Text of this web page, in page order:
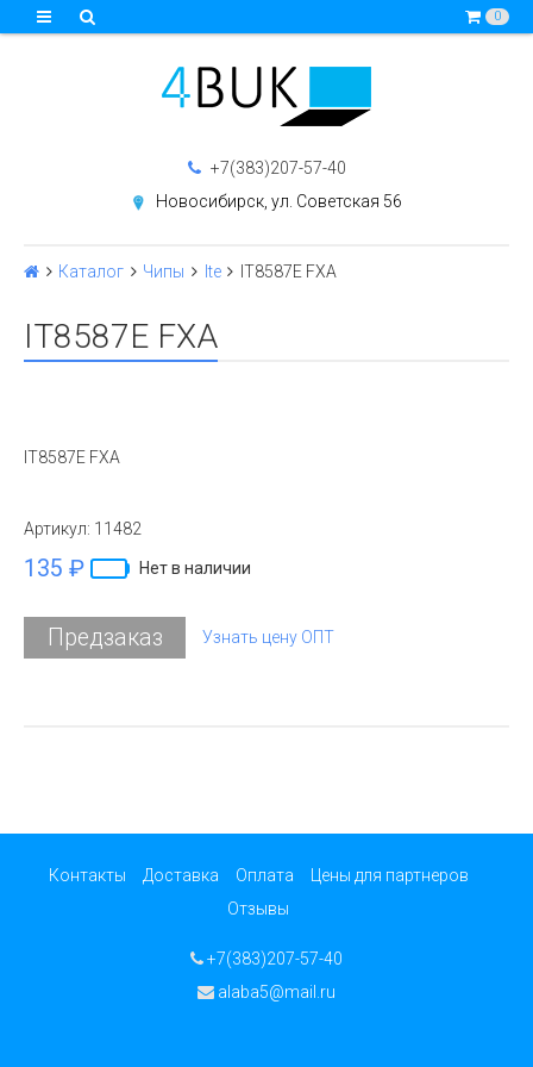
0
+7(383)207-57-40
Новосибирск, ул. Советская 56
Каталог Чипы Ite IT8587E FXA
IT8587E FXA
IT8587E FXA
Артикул: 11482
135 ₽ Нет в наличии
Предзаказ Узнать цену ОПТ
Контакты Доставка Оплата
Цены для партнеров
Отзывы
+7(383)207-57-40
alaba5@mail.ru